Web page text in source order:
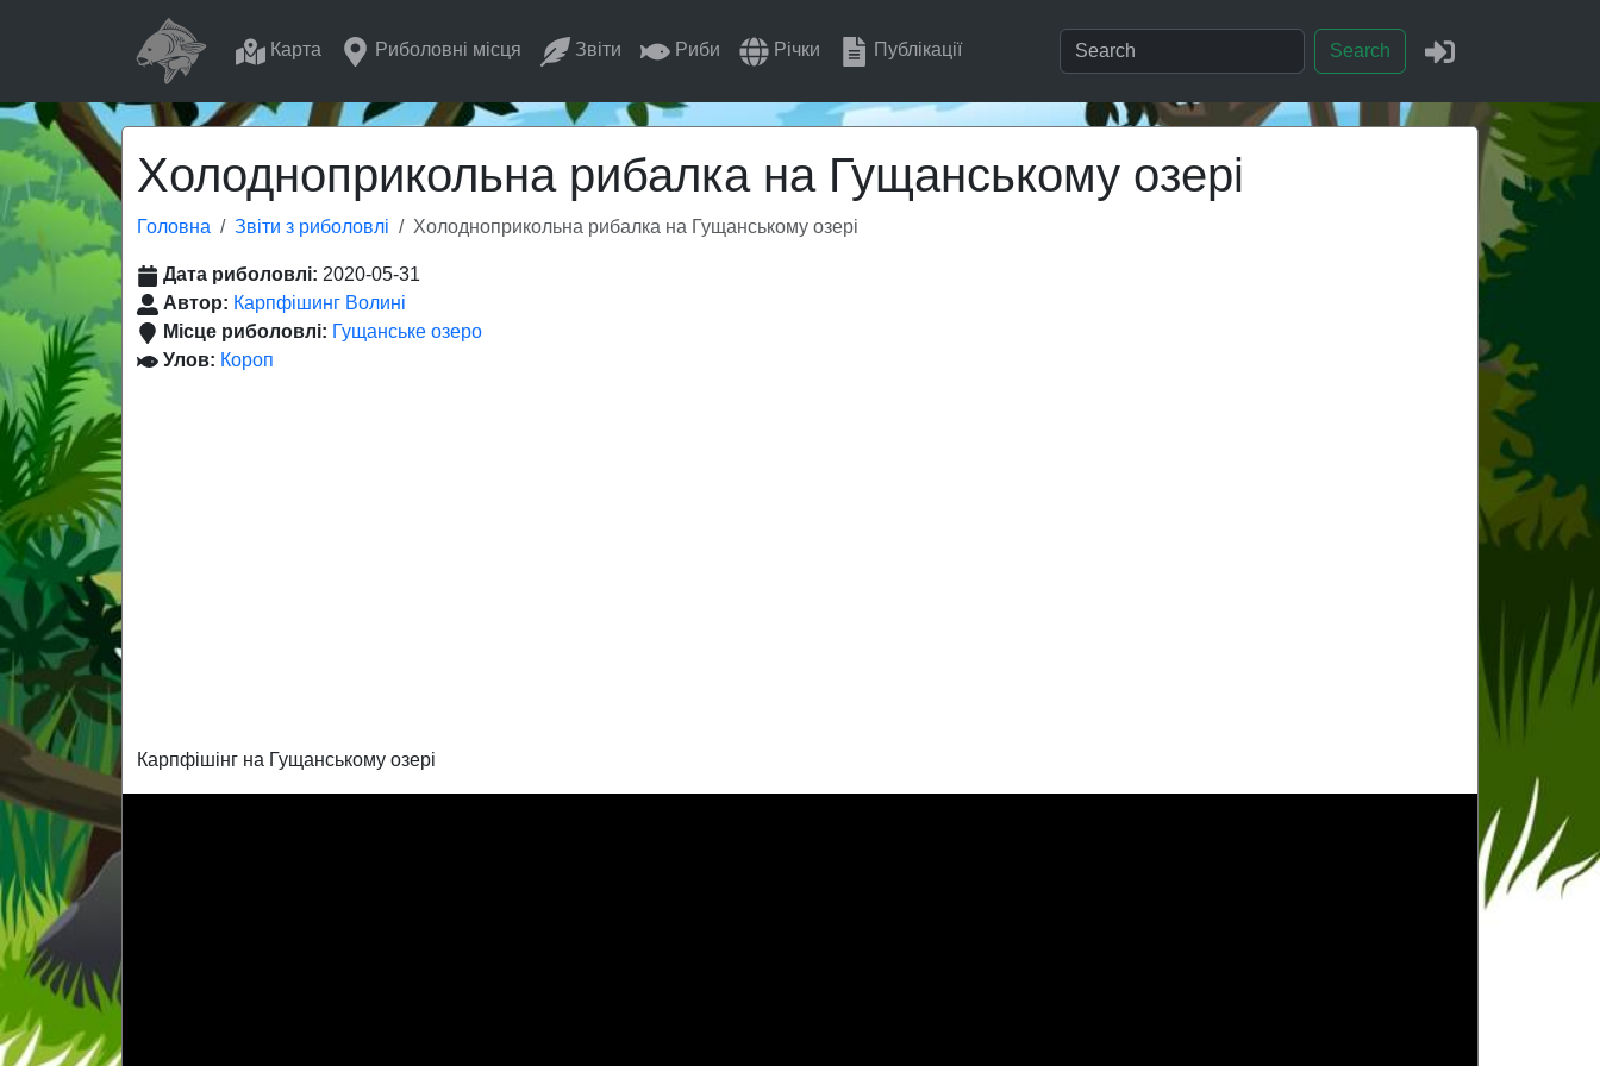
Карта Риболовні місця Звіти Риби Річки Публікації Search
Холодноприкольна рибалка на Гущанському озері
Головна Звіти з риболовлі Холодноприкольна рибалка на Гущанському озері
Дата риболовлі: 2020-05-31
Автор: Карпфішинг Волині
Місце риболовлі: Гущанське озеро
Улов: Короп
Карпфішінг на Гущанському озері